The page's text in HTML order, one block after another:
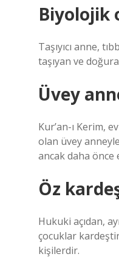
Biyolojik
Taşıyıcı anne,
taşıyan ve
Üvey
Kur’an-ı Kerim,
olan üvey
ancak daha önce
Öz
Hukuki açıdan,
çocuklar
kişilerdir.